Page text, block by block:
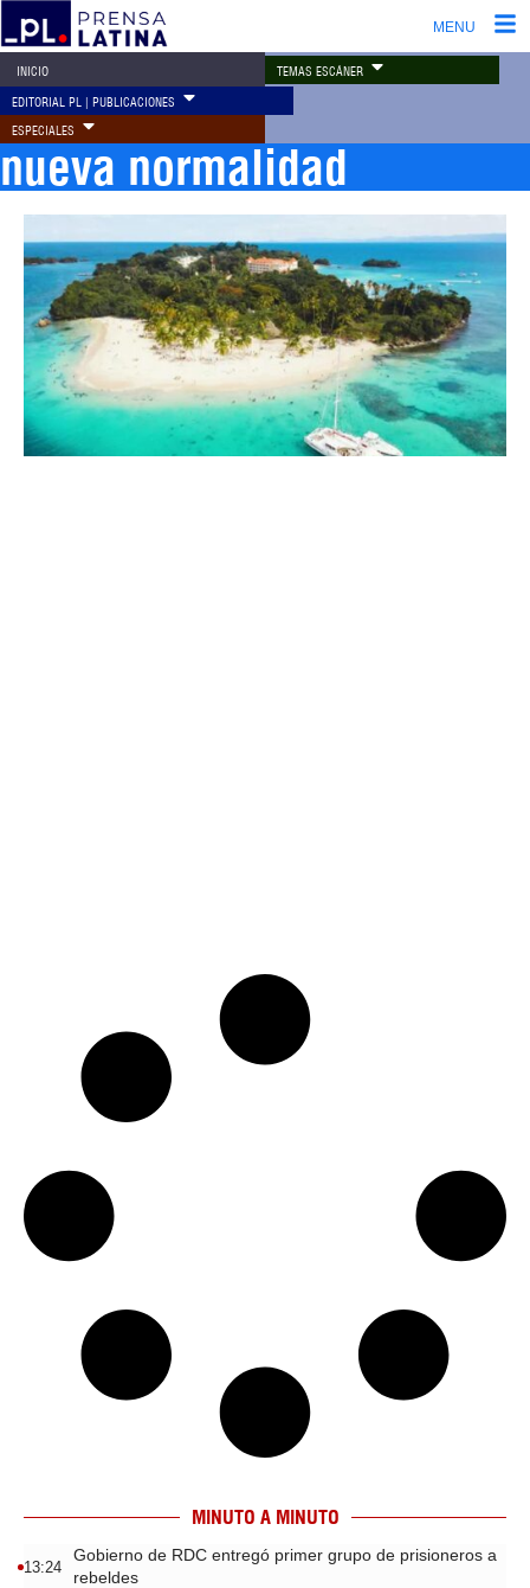
MENU
INICIO TEMAS ESCÁNER
EDITORIAL PL | PUBLICACIONES
ESPECIALES
nueva normalidad
MINUTO A MINUTO
13:24
Gobierno de RDC entregó primer grupo de prisioneros a
rebeldes